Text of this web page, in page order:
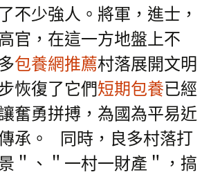
不少強人。將軍，進士，
官，在這一方地盤上不
包養網推薦村落展開文明
恢復了它們短期包養已經
奮勇拼搏，為國為平易近
承。
同時，良多村落打
＂、＂一村一財產＂，搞